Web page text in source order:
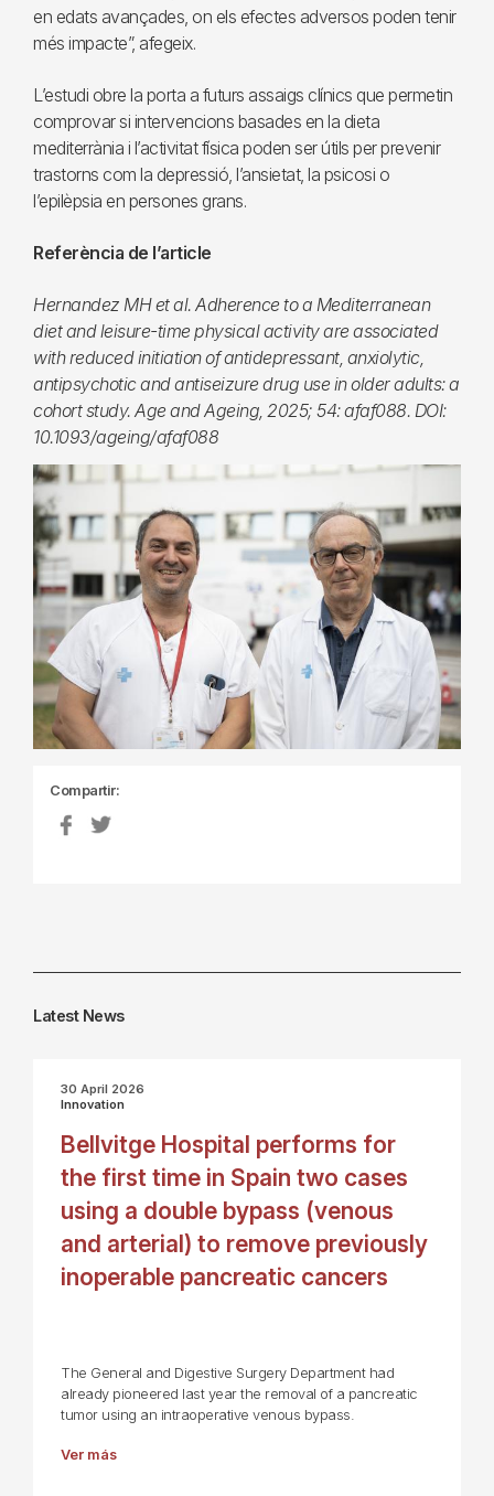
en edats avançades, on els efectes adversos poden tenir
més impacte”, afegeix.
L’estudi obre la porta a futurs assaigs clínics que permetin
comprovar si intervencions basades en la dieta
mediterrània i l’activitat física poden ser útils per prevenir
trastorns com la depressió, l’ansietat, la psicosi o
l’epilèpsia en persones grans.
Referència de l’article
Hernandez MH et al. Adherence to a Mediterranean
diet and leisure-time physical activity are associated
with reduced initiation of antidepressant, anxiolytic,
antipsychotic and antiseizure drug use in older adults: a
cohort study. Age and Ageing, 2025; 54: afaf088. DOI:
10.1093/ageing/afaf088
Compartir:
Latest News
30 April 2026
Innovation
Bellvitge Hospital performs for
the first time in Spain two cases
using a double bypass (venous
and arterial) to remove previously
inoperable pancreatic cancers
The General and Digestive Surgery Department had
already pioneered last year the removal of a pancreatic
tumor using an intraoperative venous bypass.
Ver más